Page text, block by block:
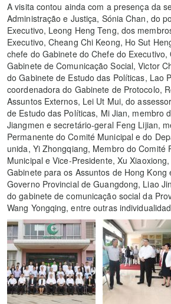
A visita contou ainda com a presença da
Administração e Justiça, Sónia Chan, do
Executivo, Leong Heng Teng, dos
Executivo, Cheang Chi Keong, Ho Sut
chefe do Gabinete do Chefe do
Gabinete de Comunicação Social, Victor
do Gabinete de Estudo das Políticas, Lao
coordenadora do Gabinete de Protocolo,
Assuntos Externos, Lei Ut Mui, do
de Estudo das Políticas, Mi Jian, membro
Jiangmen e secretário-geral Feng Lijian,
Permanente do Comité Municipal e do
unida, Yi Zhongqiang, Membro do Comité
Municipal e Vice-Presidente, Xu
Gabinete para os Assuntos de Hong Kong
Governo Provincial de Guangdong, Liao
do gabinete de comunicação social da
Wang Yongqing, entre outras